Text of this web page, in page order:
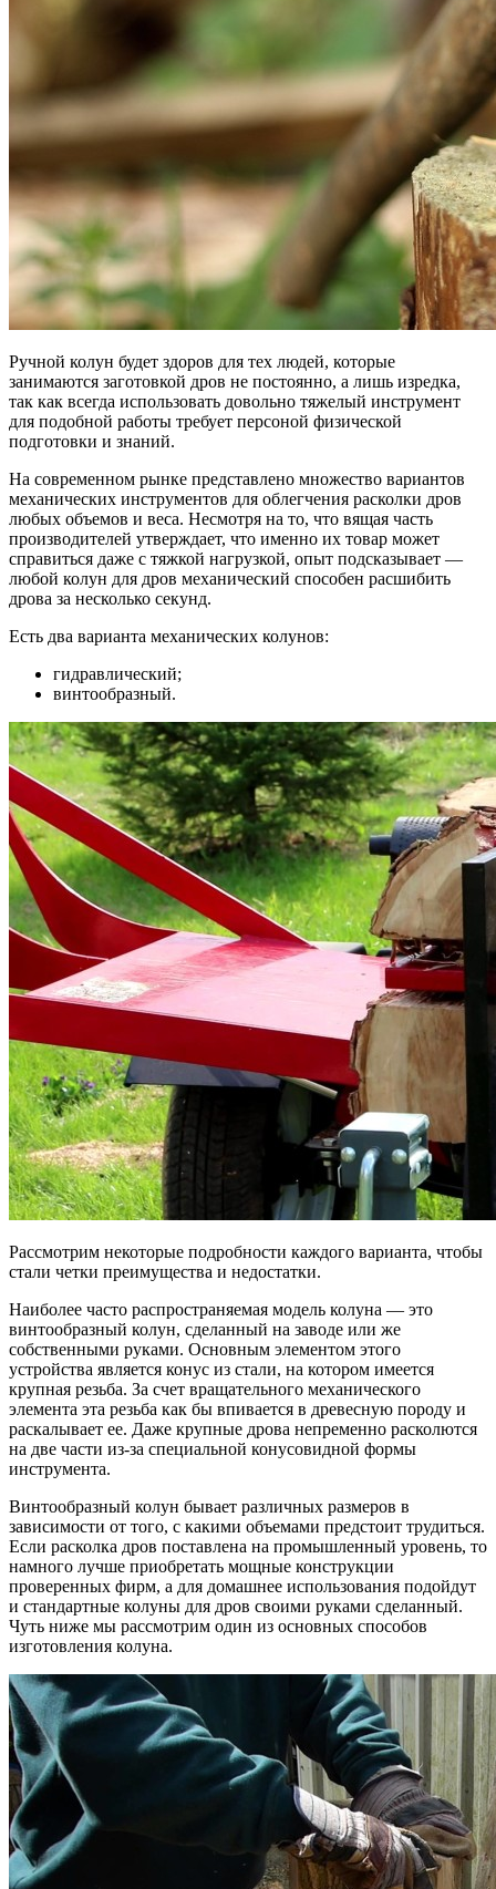
Ручной колун будет здоров для тех людей, которые
занимаются заготовкой дров не постоянно, а лишь изредка,
так как всегда использовать довольно тяжелый инструмент
для подобной работы требует персоной физической
подготовки и знаний.
На современном рынке представлено множество вариантов
механических инструментов для облегчения расколки дров
любых объемов и веса. Несмотря на то, что вящая часть
производителей утверждает, что именно их товар может
справиться даже с тяжкой нагрузкой, опыт подсказывает —
любой колун для дров механический способен расшибить
дрова за несколько секунд.
Есть два варианта механических колунов:
гидравлический;
винтообразный.
Рассмотрим некоторые подробности каждого варианта, чтобы
стали четки преимущества и недостатки.
Наиболее часто распространяемая модель колуна — это
винтообразный колун, сделанный на заводе или же
собственными руками. Основным элементом этого
устройства является конус из стали, на котором имеется
крупная резьба. За счет вращательного механического
элемента эта резьба как бы впивается в древесную породу и
раскалывает ее. Даже крупные дрова непременно расколются
на две части из-за специальной конусовидной формы
инструмента.
Винтообразный колун бывает различных размеров в
зависимости от того, с какими объемами предстоит трудиться.
Если расколка дров поставлена на промышленный уровень, то
намного лучше приобретать мощные конструкции
проверенных фирм, а для домашнее использования подойдут
и стандартные колуны для дров своими руками сделанный.
Чуть ниже мы рассмотрим один из основных способов
изготовления колуна.